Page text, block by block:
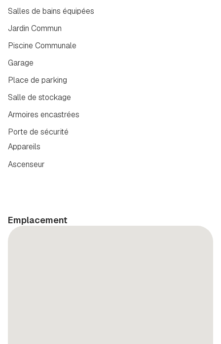
Ascenseur
Salles de bains équipées
Jardin Commun
Piscine Communale
Garage
Place de parking
Salle de stockage
Armoires encastrées
Porte de sécurité
Appareils
Emplacement